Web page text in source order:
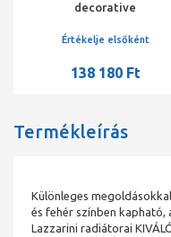
decorative
íves, króm, 1600x600 mm
Értékelje elsőként
138 180 Ft
Termékleírás
Különleges
és fehér színben
Lazzarini radiátorai